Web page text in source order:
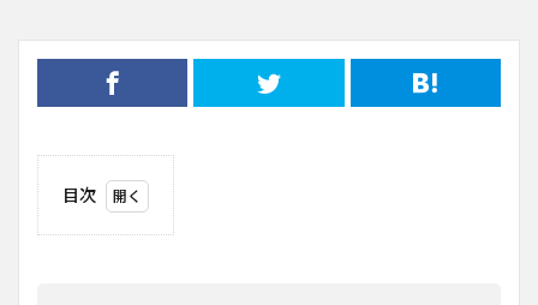
目次